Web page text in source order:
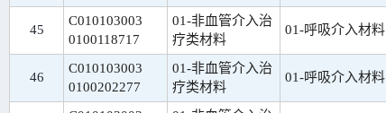
45
C010103003
0100118717
01-非血管介入治
疗类材料
01-呼吸介入材料
46
C010103003
0100202277
01-非血管介入治
疗类材料
01-呼吸介入材料